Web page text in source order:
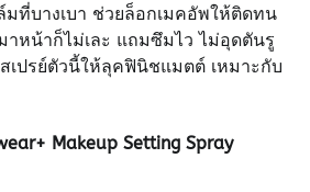
มที่บางเบา ช่วยล็อกเมคอัพให้ติดทน
าหน้าก็ไม่เละ แถมซึมไว ไม่อุดตันรู
เปรย์ตัวนี้ให้ลุคฟินิชแมตต์ เหมาะกับ
Makeup Setting Spray